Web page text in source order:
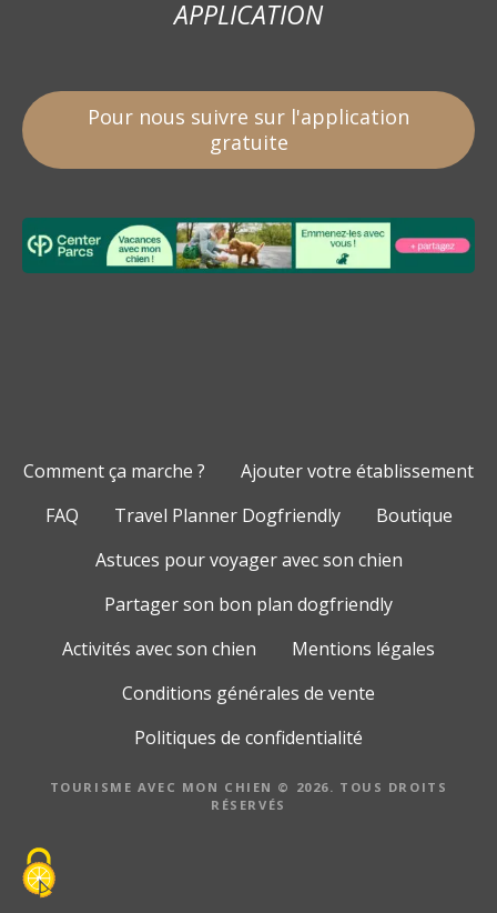
APPLICATION
Pour nous suivre sur l'application
gratuite
Comment ça marche ?
Ajouter votre établissement
FAQ
Travel Planner Dogfriendly
Boutique
Astuces pour voyager avec son chien
Partager son bon plan dogfriendly
Activités avec son chien
Mentions légales
Conditions générales de vente
Politiques de confidentialité
TOURISME AVEC MON CHIEN © 2026. TOUS DROITS
RÉSERVÉS